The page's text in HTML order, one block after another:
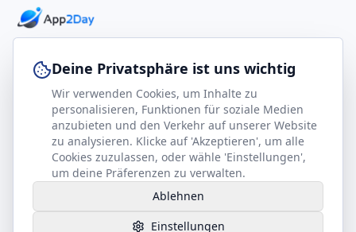
footer.company
Kontakt
Partner werden
Gesundheits-Kompass
Rechtliches
Impressum
Datenschutz
AGB
Deine Privatsphäre ist uns wichtig
Wir verwenden Cookies, um Inhalte zu
personalisieren, Funktionen für soziale Medien
anzubieten und den Verkehr auf unserer Website
zu analysieren. Klicke auf 'Akzeptieren', um alle
Cookies zuzulassen, oder wähle 'Einstellungen',
um deine Präferenzen zu verwalten.
Ablehnen
Einstellungen
Hilfe benötigt?